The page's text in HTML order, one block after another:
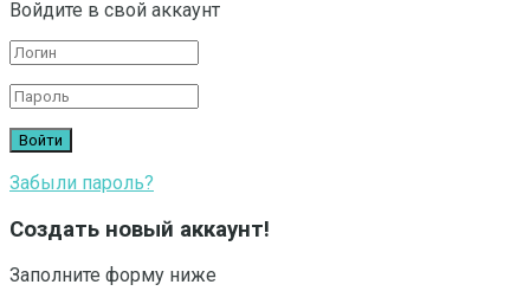
Войдите в свой аккаунт
Забыли пароль?
Создать новый аккаунт!
Заполните форму ниже